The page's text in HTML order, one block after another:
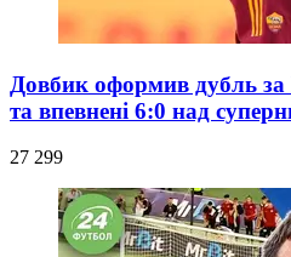
Довбик оформив дубль
та впевнені 6:0 над
27 299